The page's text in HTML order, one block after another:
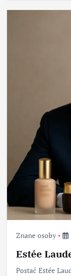
Znane osoby
Estée
Postać Estée